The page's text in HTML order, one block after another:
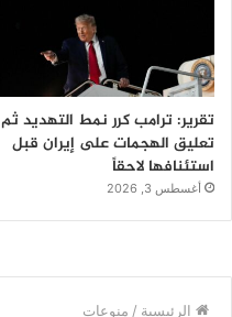
تقرير: ترامب كرر نمط التهديد ثم
تعليق الهجمات على إيران قبل
استئنافها لاحقاً
أغسطس 3, 2026